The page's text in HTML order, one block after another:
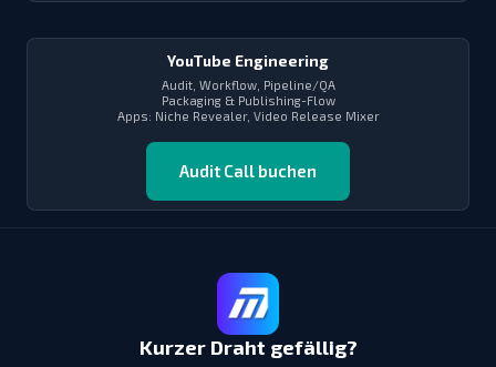
YouTube Engineering
Audit, Workflow, Pipeline/QA
Packaging & Publishing-Flow
Apps: Niche Revealer, Video Release Mixer
Audit Call buchen
Kurzer Draht gefällig?